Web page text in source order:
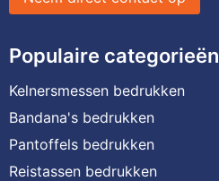
Populaire categorieën
Kelnersmessen bedrukken
Bandana's bedrukken
Pantoffels bedrukken
Reistassen bedrukken